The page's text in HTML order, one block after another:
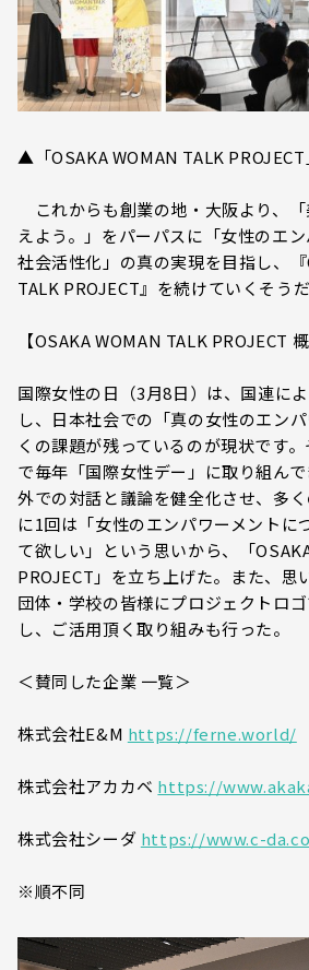
▲「OSAKA WOMAN TALK PROJECT
これからも創業の地・大阪より、
えよう。」をパーパスに「女性のエ
社会活性化」の真の実現を目指し、
TALK PROJECT』を続けていくそうだ
【OSAKA WOMAN TALK PROJECT 概
国際女性の日（3月8日）は、国連に
し、日本社会での「真の女性のエン
くの課題が残っているのが現状です
で毎年「国際女性デー」に取り組ん
外での対話と議論を健全化させ、多
に1回は「女性のエンパワーメントに
て欲しい」という思いから、「
PROJECT」を立ち上げた。また、思
団体・学校の皆様にプロジェクトロ
し、ご活用頂く取り組みも行った。
＜賛同した企業 一覧＞
株式会社E&M https://ferne.world/
株式会社アカカベ https://
株式会社シーダ https://www.c-
※順不同